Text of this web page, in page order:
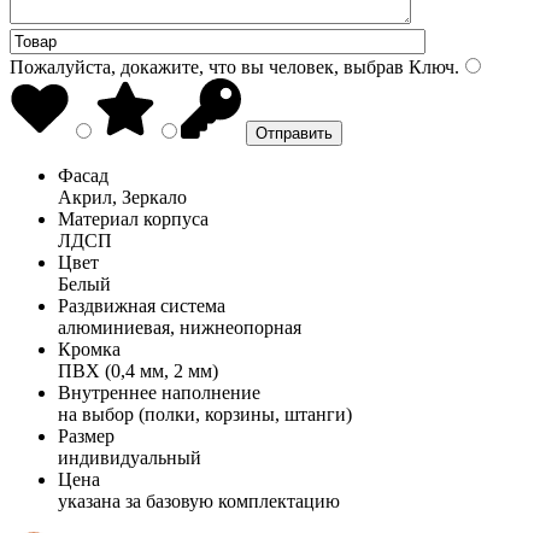
Пожалуйста, докажите, что вы человек, выбрав Ключ.
Фасад
Акрил, Зеркало
Материал корпуса
ЛДСП
Цвет
Белый
Раздвижная система
алюминиевая, нижнеопорная
Кромка
ПВХ (0,4 мм, 2 мм)
Внутреннее наполнение
на выбор (полки, корзины, штанги)
Размер
индивидуальный
Цена
указана за базовую комплектацию